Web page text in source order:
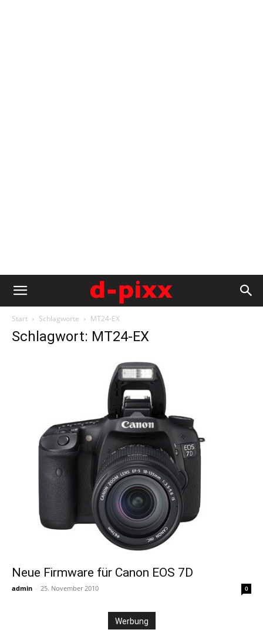
Start Schlagworte MT24-EX
Schlagwort: MT24-EX
Neue Firmware für Canon EOS 7D
admin - 25. November 2010 0
Werbung